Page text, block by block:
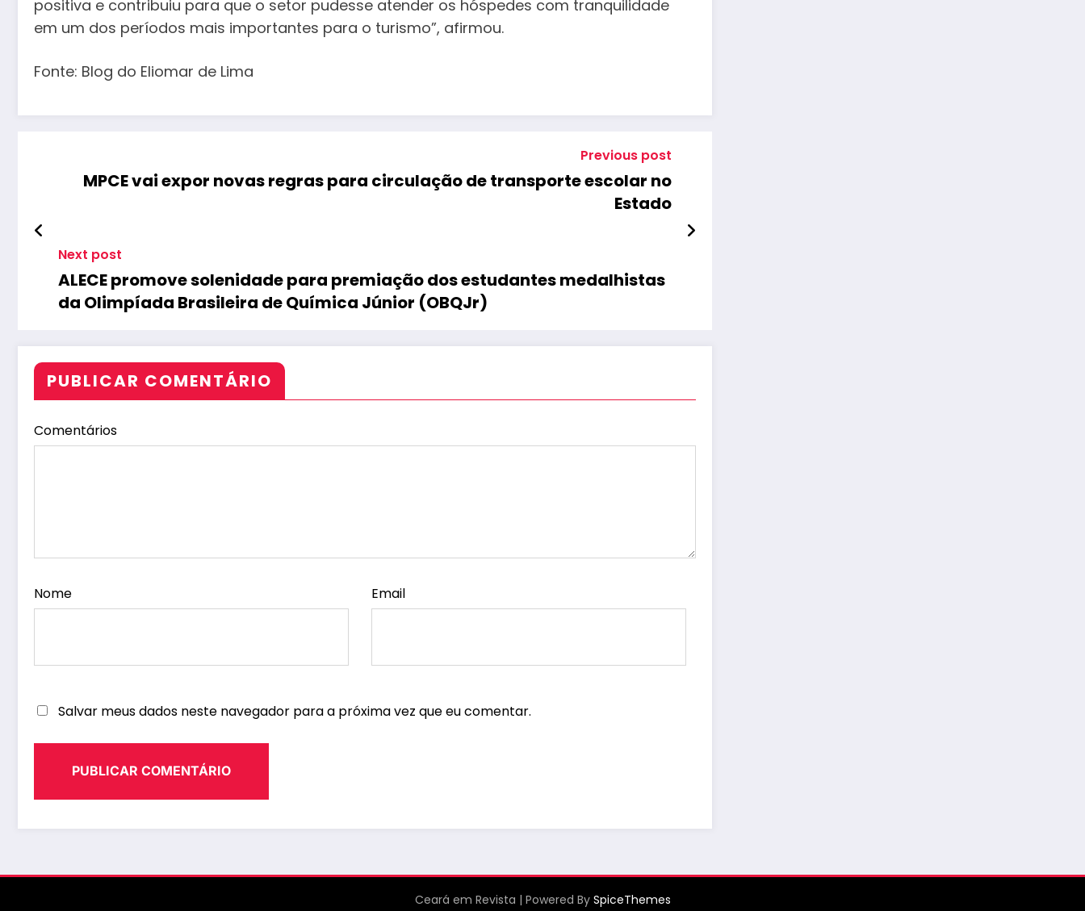
positiva e contribuiu para que o setor pudesse atender os hóspedes com tranquilidade
em um dos períodos mais importantes para o turismo”, afirmou.
Fonte: Blog do Eliomar de Lima
Previous post
MPCE vai expor novas regras para circulação de transporte escolar no
Estado
Next post
ALECE promove solenidade para premiação dos estudantes medalhistas
da Olimpíada Brasileira de Química Júnior (OBQJr)
PUBLICAR COMENTÁRIO
Comentários
Nome Email
Salvar meus dados neste navegador para a próxima vez que eu comentar.
Ceará em Revista | Powered By SpiceThemes